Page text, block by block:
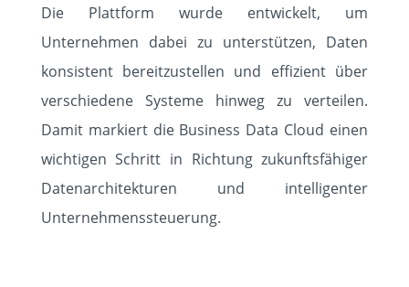
KARRIERE
KNOWLEDGE
KONTAKT
Die Plattform wurde entwickelt, um
Unternehmen dabei zu unterstützen, Daten
konsistent bereitzustellen und effizient über
verschiedene Systeme hinweg zu verteilen.
Damit markiert die Business Data Cloud einen
wichtigen Schritt in Richtung zukunftsfähiger
Datenarchitekturen und intelligenter
Unternehmenssteuerung.